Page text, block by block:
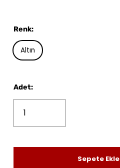
Renk:
Altın
Adet:
Sepete Ekle